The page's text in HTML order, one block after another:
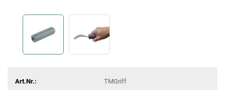
Art.Nr.:
TMGriff